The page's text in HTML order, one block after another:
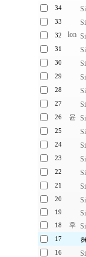
34
33
32
31
30
29
28
27
26
25
24
23
22
21
20
19
18
17
16